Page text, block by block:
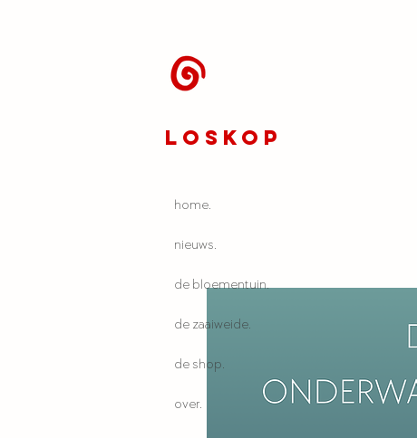
LOSKOP
home.
nieuws.
de bloementuin.
de zaaiweide.
de shop.
over.